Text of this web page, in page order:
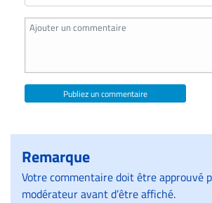
Publiez un commentaire
Remarque
Votre commentaire doit être approuvé
modérateur avant d’être affiché.